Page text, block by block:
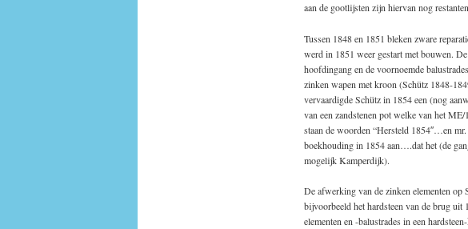
aan de gootlijsten zijn hiervan nog
Tussen 1848 en 1851 bleken zware
werd in 1851 weer gestart met bouwen.
hoofdingang en de voornoemde
zinken wapen met kroon (Schütz 1848-
vervaardigde Schütz in 1854 een (nog
van een zandstenen pot welke van het
staan de woorden “Hersteld 1854″…en
boekhouding in 1854 aan….dat het (de
mogelijk Kamperdijk).
De afwerking van de zinken elementen
bijvoorbeeld het hardsteen van de brug uit
elementen en -balustrades in een